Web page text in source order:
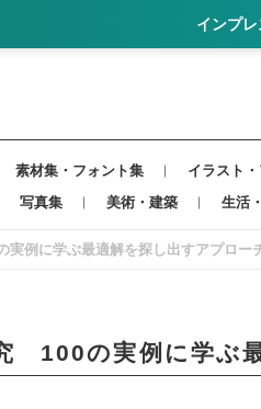
インプ
素材集・フォント集 イラスト
写真集 美術・建築 生活
実例に学ぶ最適解を探し出すアプロー
100の実例に学ぶ